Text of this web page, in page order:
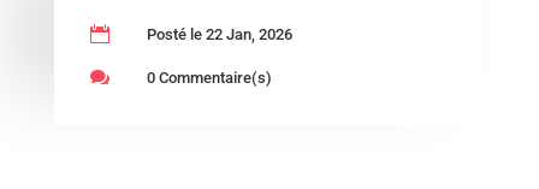
 Posté le 22 Jan, 2026
 0 Commentaire(s)